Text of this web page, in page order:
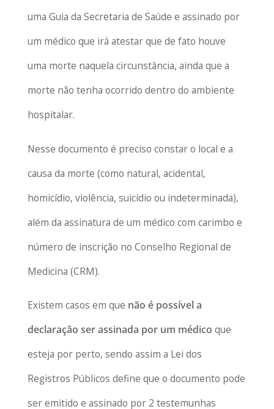
uma Guia da Secretaria de Saúde e assinado por
um médico que irá atestar que de fato houve
uma morte naquela circunstância, ainda que a
morte não tenha ocorrido dentro do ambiente
hospitalar.
Nesse documento é preciso constar o local e a
causa da morte (como natural, acidental,
homicídio, violência, suicídio ou indeterminada),
além da assinatura de um médico com carimbo e
número de inscrição no Conselho Regional de
Medicina (CRM).
Existem casos em que não é possível a
declaração ser assinada por um médico que
esteja por perto, sendo assim a Lei dos
Registros Públicos define que o documento pode
ser emitido e assinado por 2 testemunhas